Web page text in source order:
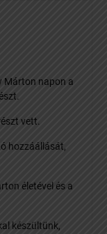
Márton napon a
vett.
hozzáállását,
életével és a
készültünk,